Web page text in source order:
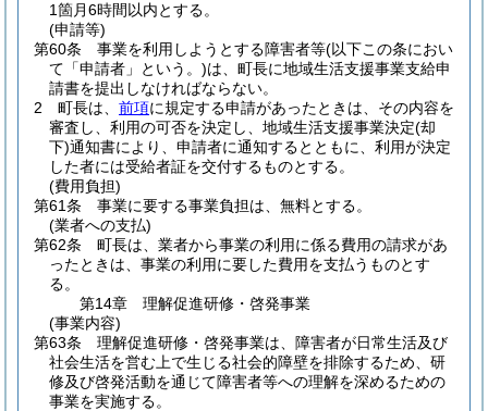
1箇月6時間以内とする。
(申請等)
第60条
事業を利用しようとする障害者等(以下この条におい
て「申請者」という。)は、町長に地域生活支援事業支給申
請書を提出しなければならない。
2
町長は、 前項に規定する申請があったときは、その内容を
審査し、利用の可否を決定し、地域生活支援事業決定(却
下)通知書により、申請者に通知するとともに、利用が決定
した者には受給者証を交付するものとする。
(費用負担)
第61条
事業に要する事業負担は、無料とする。
(業者への支払)
第62条
町長は、業者から事業の利用に係る費用の請求があ
ったときは、事業の利用に要した費用を支払うものとす
る。
第14章
理解促進研修・啓発事業
(事業内容)
第63条
理解促進研修・啓発事業は、障害者が日常生活及び
社会生活を営む上で生じる社会的障壁を排除するため、研
修及び啓発活動を通じて障害者等への理解を深めるための
事業を実施する。